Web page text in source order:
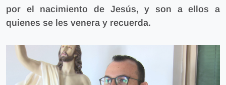
por el nacimiento de Jesús, y son a ellos a
quienes se les venera y recuerda.